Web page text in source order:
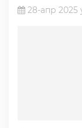
«Elektron
28-апр 2025